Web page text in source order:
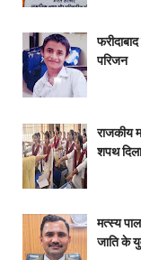
परिजन
राजकीय
शपथ
मत्स्य
जाति के